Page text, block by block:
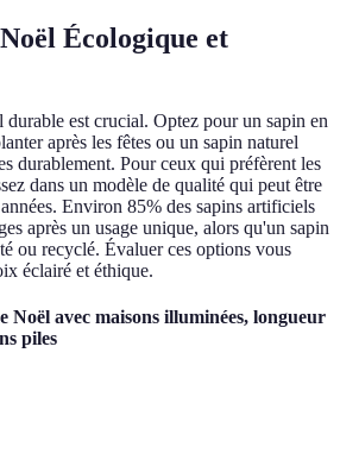
Écologique et
est crucial. Optez pour un sapin en
après les fêtes ou un sapin naturel
durablement. Pour ceux qui préfèrent les
dans un modèle de qualité qui peut être
Environ 85% des sapins artificiels
après un usage unique, alors qu'un sapin
ou recyclé. Évaluer ces options vous
éclairé et éthique.
Noël avec maisons illuminées, longueur
piles